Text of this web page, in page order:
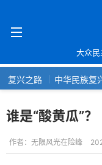
大众民
复兴之路 中华民族复
谁是“酸黄瓜”？
作者： 无限风光在险峰